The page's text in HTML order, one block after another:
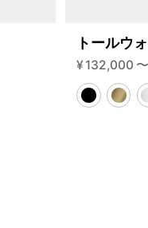
トールウ
¥ 132,000 〜